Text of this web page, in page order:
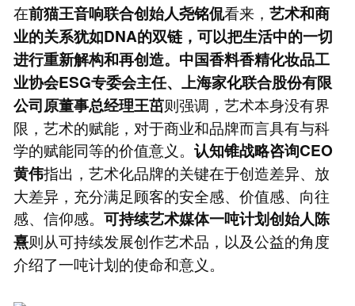
在前猫王音响联合创始人尧铭侃看来， 艺术和商
业的关系犹如DNA的双链，可以把生活中的一切
进行重新解构和再创造。中国香料香精化妆品工
业协会ESG专委会主任、上海家化联合股份有限
公司原董事总经理王茁则强调，艺术本身没有界
限，艺术的赋能，对于商业和品牌而言具有与科
学的赋能同等的价值意义。 认知锥战略咨询CEO
黄伟指出，艺术化品牌的关键在于创造差异、放
大差异，充分满足顾客的安全感、价值感、向往
感、信仰感。 可持续艺术媒体一吨计划创始人陈
熹则从可持续发展创作艺术品，以及公益的角度
介绍了一吨计划的使命和意义。